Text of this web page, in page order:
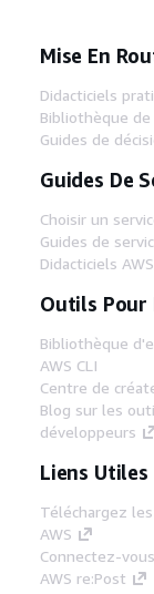
Mise En
Didacticiels
Bibliothèque
Guides de
Guides De
Choisir un
Guides de
Didacticiels
Outils Pour
Bibliothèque
AWS CLI
Centre de
Blog sur les
développeurs
Liens Utiles
Téléchargez
AWS
Connectez-
AWS re:Post